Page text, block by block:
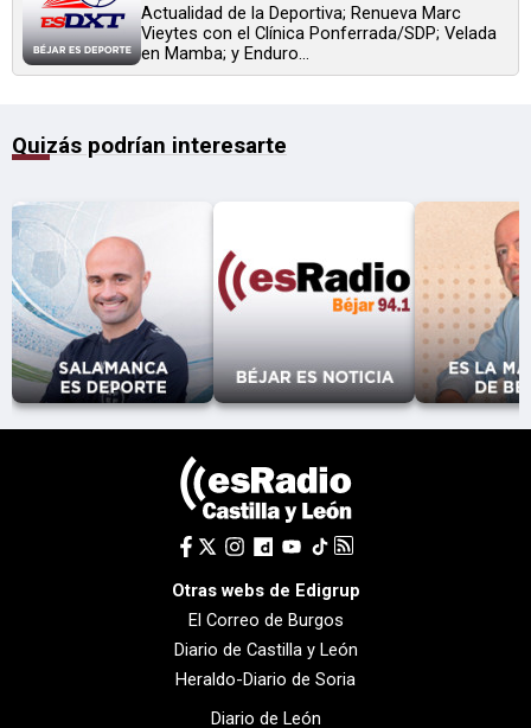
Actualidad de la Deportiva; Renueva Marc
Vieytes con el Clínica Ponferrada/SDP; Velada
en Mamba; y Enduro...
Quizás podrían interesarte
Otras webs de Edigrup
El Correo de Burgos
Diario de Castilla y León
Heraldo-Diario de Soria
Diario de León